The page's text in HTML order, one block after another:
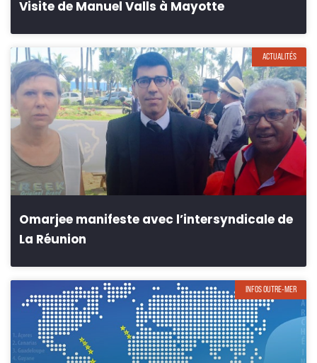
Visite de Manuel Valls à Mayotte
ACTUALITÉS
Omarjee manifeste avec l’intersyndicale de
La Réunion
INFOS OUTRE-MER